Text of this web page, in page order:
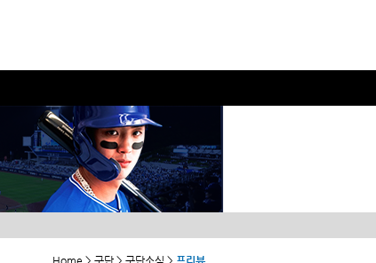
Home > 구단 > 구단소식 > 프리뷰